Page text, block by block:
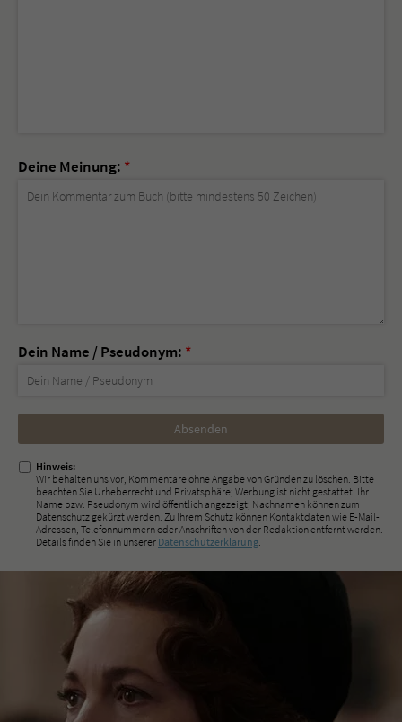
Deine Meinung: *
Dein Name / Pseudonym: *
Nicht
ausfüllen!
Hinweis:
Wir behalten uns vor, Kommentare ohne Angabe von Gründen zu löschen. Bitte
beachten Sie Urheberrecht und Privatsphäre; Werbung ist nicht gestattet. Ihr
Name bzw. Pseudonym wird öffentlich angezeigt; Nachnamen können zum
Datenschutz gekürzt werden. Zu Ihrem Schutz können Kontaktdaten wie E-Mail-
Adressen, Telefonnummern oder Anschriften von der Redaktion entfernt werden.
Details finden Sie in unserer Datenschutzerklärung